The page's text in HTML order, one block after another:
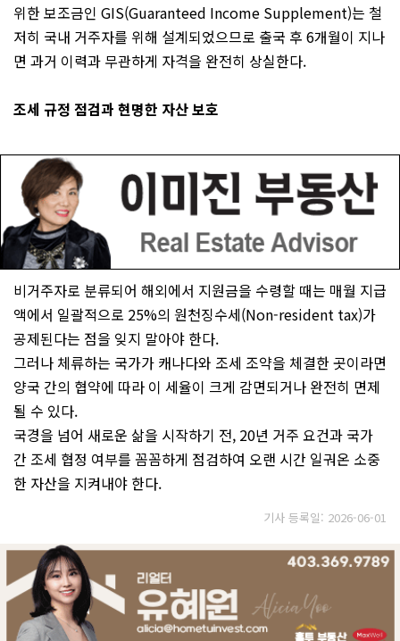
위한 보조금인 GIS(Guaranteed Income Supplement)는 철
저히 국내 거주자를 위해 설계되었으므로 출국 후 6개월이 지나
면 과거 이력과 무관하게 자격을 완전히 상실한다.
조세 규정 점검과 현명한 자산 보호
비거주자로 분류되어 해외에서 지원금을 수령할 때는 매월 지급
액에서 일괄적으로 25%의 원천징수세(Non-resident tax)가
공제된다는 점을 잊지 말아야 한다.
그러나 체류하는 국가가 캐나다와 조세 조약을 체결한 곳이라면
양국 간의 협약에 따라 이 세율이 크게 감면되거나 완전히 면제
될 수 있다.
국경을 넘어 새로운 삶을 시작하기 전, 20년 거주 요건과 국가
간 조세 협정 여부를 꼼꼼하게 점검하여 오랜 시간 일궈온 소중
한 자산을 지켜내야 한다.
기사 등록일: 2026-06-01